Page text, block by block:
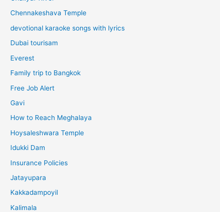
Chennakeshava Temple
devotional karaoke songs with lyrics
Dubai tourisam
Everest
Family trip to Bangkok
Free Job Alert
Gavi
How to Reach Meghalaya
Hoysaleshwara Temple
Idukki Dam
Insurance Policies
Jatayupara
Kakkadampoyil
Kalimala